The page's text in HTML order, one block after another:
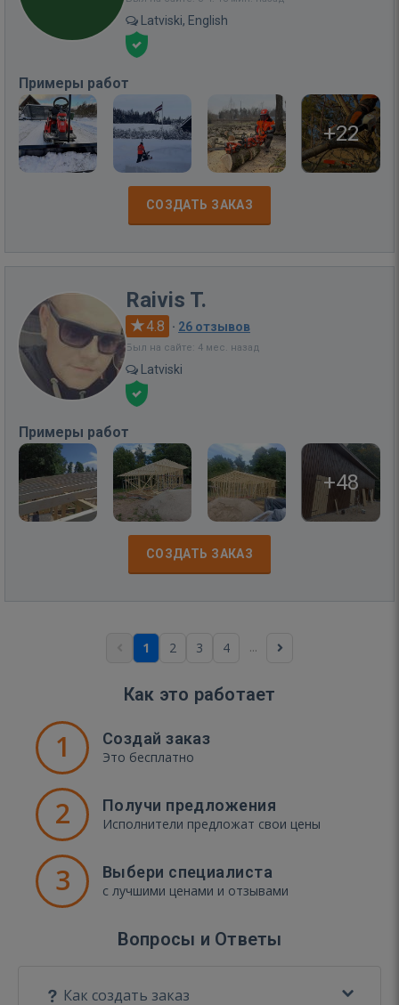
Latviski, English
Примеры работ
+22
СОЗДАТЬ ЗАКАЗ
Raivis T.
4.8 · 26 отзывов
Был на сайте: 4 мес. назад
Latviski
Примеры работ
+48
СОЗДАТЬ ЗАКАЗ
1 2 3 4 ...
Как это работает
1 Создай заказ
Это бесплатно
2 Получи предложения
Исполнители предложат свои цены
3 Выбери специалиста
с лучшими ценами и отзывами
Вопросы и Ответы
Как создать заказ